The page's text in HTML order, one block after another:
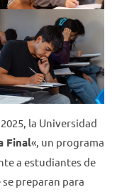
la Universidad
Final«, un programa
a estudiantes de
se preparan para